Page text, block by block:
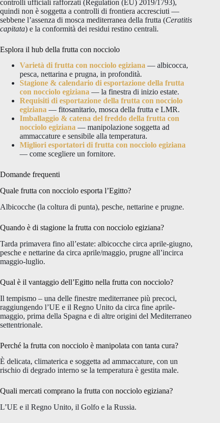
controlli ufficiali rafforzati (Regulation (EU) 2019/1793),
quindi non è soggetta a controlli di frontiera accresciuti —
sebbene l’assenza di mosca mediterranea della frutta (Ceratitis
capitata) e la conformità dei residui restino centrali.
Esplora il hub della frutta con nocciolo
Varietà di frutta con nocciolo egiziana — albicocca,
pesca, nettarina e prugna, in profondità.
Stagione & calendario di esportazione della frutta
con nocciolo egiziana — la finestra di inizio estate.
Requisiti di esportazione della frutta con nocciolo
egiziana — fitosanitario, mosca della frutta e LMR.
Imballaggio & catena del freddo della frutta con
nocciolo egiziana — manipolazione soggetta ad
ammaccature e sensibile alla temperatura.
Migliori esportatori di frutta con nocciolo egiziana
— come scegliere un fornitore.
Domande frequenti
Quale frutta con nocciolo esporta l’Egitto?
Albicocche (la coltura di punta), pesche, nettarine e prugne.
Quando è di stagione la frutta con nocciolo egiziana?
Tarda primavera fino all’estate: albicocche circa aprile-giugno,
pesche e nettarine da circa aprile/maggio, prugne all’incirca
maggio-luglio.
Qual è il vantaggio dell’Egitto nella frutta con nocciolo?
Il tempismo – una delle finestre mediterranee più precoci,
raggiungendo l’UE e il Regno Unito da circa fine aprile-
maggio, prima della Spagna e di altre origini del Mediterraneo
settentrionale.
Perché la frutta con nocciolo è manipolata con tanta cura?
È delicata, climaterica e soggetta ad ammaccature, con un
rischio di degrado interno se la temperatura è gestita male.
Quali mercati comprano la frutta con nocciolo egiziana?
L’UE e il Regno Unito, il Golfo e la Russia.